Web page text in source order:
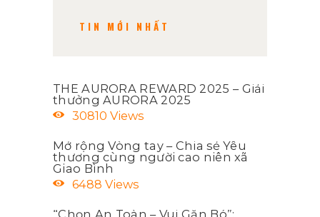
TIN MỚI NHẤT
THE AURORA REWARD 2025 – Giải
thưởng AURORA 2025
30810 Views
Mở rộng Vòng tay – Chia sẻ Yêu
thương cùng người cao niên xã
Giao Bình
6488 Views